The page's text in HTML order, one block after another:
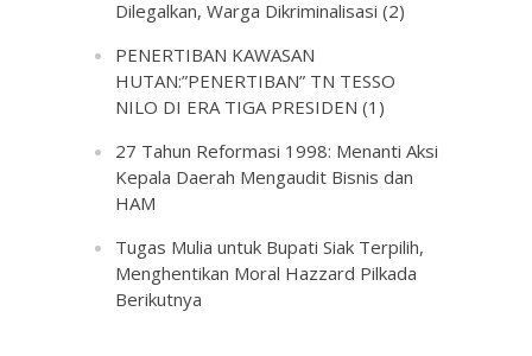
Dilegalkan, Warga Dikriminalisasi (2)
PENERTIBAN KAWASAN
HUTAN:”PENERTIBAN” TN TESSO
NILO DI ERA TIGA PRESIDEN (1)
27 Tahun Reformasi 1998: Menanti Aksi
Kepala Daerah Mengaudit Bisnis dan
HAM
Tugas Mulia untuk Bupati Siak Terpilih,
Menghentikan Moral Hazzard Pilkada
Berikutnya